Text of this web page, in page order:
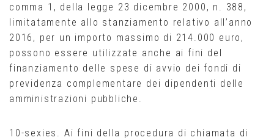
comma 1, della legge 23 dicembre 2000, n. 388,
limitatamente allo stanziamento relativo all’anno
2016, per un importo massimo di 214.000 euro,
possono essere utilizzate anche ai fini del
finanziamento delle spese di avvio dei fondi di
previdenza complementare dei dipendenti delle
amministrazioni pubbliche.
10-sexies. Ai fini della procedura di chiamata di